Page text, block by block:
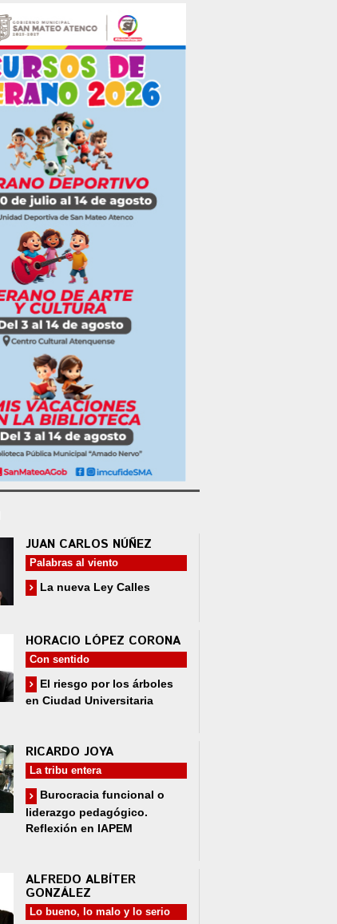
JUAN CARLOS NÚÑEZ
Palabras al viento
La nueva Ley Calles
HORACIO LÓPEZ CORONA
Con sentido
El riesgo por los árboles
en Ciudad Universitaria
RICARDO JOYA
La tribu entera
Burocracia funcional o
liderazgo pedagógico.
Reflexión en IAPEM
ALFREDO ALBÍTER
GONZÁLEZ
Lo bueno, lo malo y lo serio